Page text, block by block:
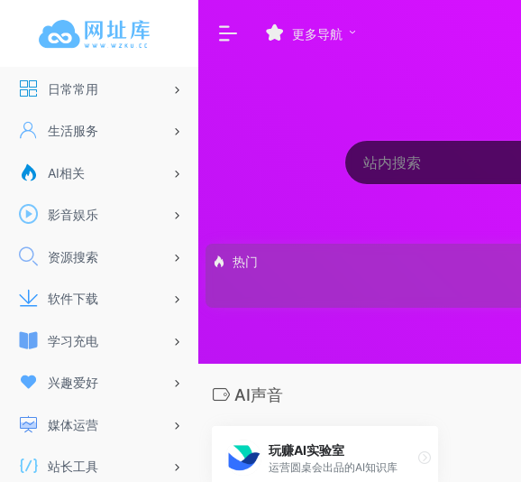
日常常用
生活服务
AI相关
影音娱乐
资源搜索
软件下载
学习充电
兴趣爱好
媒体运营
站长工具
更多导航
热门
AI声音
玩赚AI实验室
运营圆桌会出品的AI知识库